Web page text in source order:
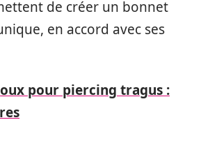
de créer un bonnet
en accord avec ses
pour piercing tragus :